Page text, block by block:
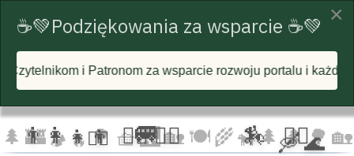
☁️ 🦅
☁️
🦅 🦅 ☁️
🌲 🏰 🏕️ 🔥 🌳 🧺🌉🏡 🍽️🌾🐄🌲 🌲🌳 🏡
🚐 🚴‍♂️
🏇 🛶 🌊
🚴‍♀️ 🏃‍♂️ 🏃‍♀️
👨‍👩‍👧‍👦
×
☕💚Podziękowania za wsparcie ☕💚
za wsparcie rozwoju portalu i każdą postawioną